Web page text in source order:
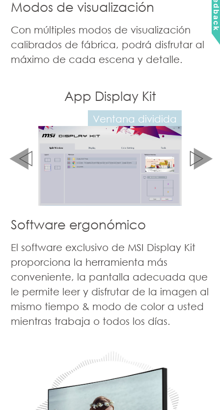
Modos de visualización
Con múltiples modos de visualización
calibrados de fábrica, podrá disfrutar al
máximo de cada escena y detalle.
App Display Kit
Ventana dividida
Software ergonómico
El software exclusivo de MSI Display Kit
proporciona la herramienta más
conveniente, la pantalla adecuada que
le permite leer y disfrutar de la imagen al
mismo tiempo & modo de color a usted
mientras trabaja o todos los días.